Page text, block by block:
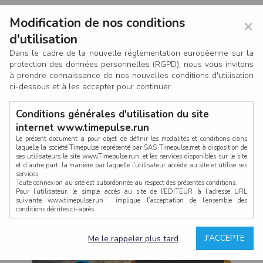
CONNEXION
×
Modification de nos conditions
d'utilisation
Dans le cadre de la nouvelle réglementation européenne sur la
protection des données personnelles (RGPD), nous vous invitons
à prendre connaissance de nos nouvelles conditions d'utilisation
ci-dessous et à les accepter pour continuer.
Conditions générales d'utilisation du site
internet www.timepulse.run
Le présent document a pour objet de définir les modalités et conditions dans
laquelle la société Timepulse représenté par SAS Timepulse,met à disposition de
ses utilisateurs le site www.Timepulse.run, et les services disponibles sur le site
et d’autre part, la manière par laquelle l’utilisateur accède au site et utilise ses
services.
Toute connexion au site est subordonnée au respect des présentes conditions.
Pour l’utilisateur, le simple accès au site de l’EDITEUR à l’adresse URL
suivante www.timepulse.run implique l’acceptation de l’ensemble des
conditions décrites ci-après.
La structure générale du site www.timepulse.run, par quelque procédé que ce
soit, sans l'autorisation préalable et par écrit de Fourcherot Mickael et/ou de ses
J'ACCEPTE
Me le rappeler plus tard